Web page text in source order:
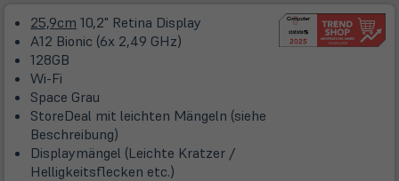
Tab)
25,9cm 10,2" Retina Display
A12 Bionic (6x 2,49 GHz)
128GB
Wi-Fi
Space Grau
StoreDeal mit leichten Mängeln (siehe
Beschreibung)
Displaymängel (Leichte Kratzer /
Helligkeitsflecken etc.)